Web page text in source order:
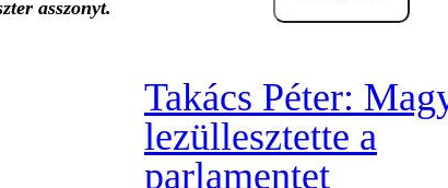
asszonyt.
Takács Péter:
lezüllesztette a
parlamentet